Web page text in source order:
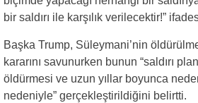
bir saldırı ile karşılık verilecektir!”
Başka Trump, Süleymani’nin
kararını savunurken bunun “saldırı
öldürmesi ve uzun yıllar boyunca
nedeniyle” gerçekleştirildiğini belirtti.